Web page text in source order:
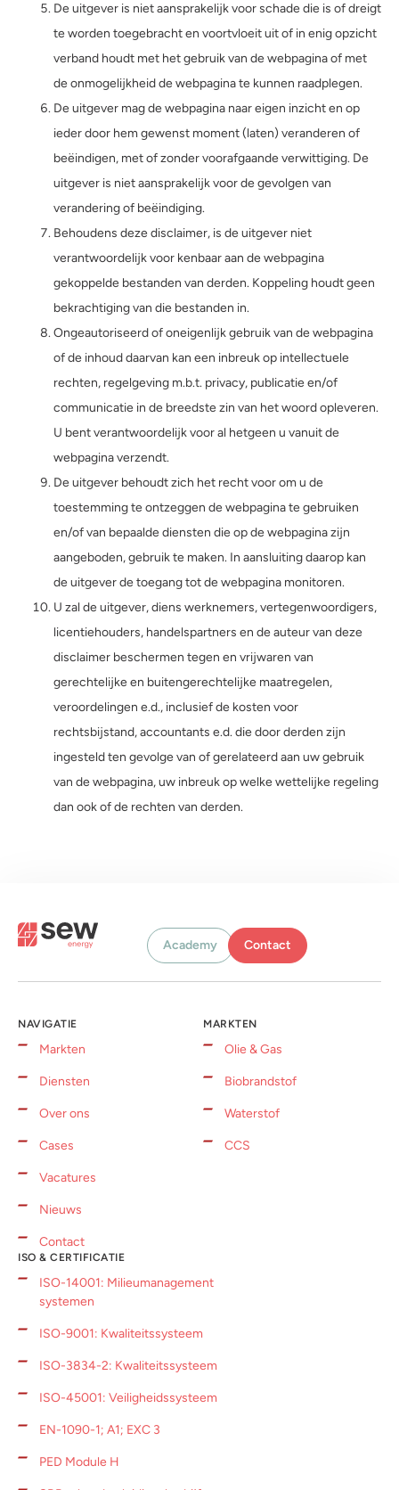
De uitgever is niet aansprakelijk voor schade die is of dreigt
te worden toegebracht en voortvloeit uit of in enig opzicht
verband houdt met het gebruik van de webpagina of met
de onmogelijkheid de webpagina te kunnen raadplegen.
De uitgever mag de webpagina naar eigen inzicht en op
ieder door hem gewenst moment (laten) veranderen of
beëindigen, met of zonder voorafgaande verwittiging. De
uitgever is niet aansprakelijk voor de gevolgen van
verandering of beëindiging.
Behoudens deze disclaimer, is de uitgever niet
verantwoordelijk voor kenbaar aan de webpagina
gekoppelde bestanden van derden. Koppeling houdt geen
bekrachtiging van die bestanden in.
Ongeautoriseerd of oneigenlijk gebruik van de webpagina
of de inhoud daarvan kan een inbreuk op intellectuele
rechten, regelgeving m.b.t. privacy, publicatie en/of
communicatie in de breedste zin van het woord opleveren.
U bent verantwoordelijk voor al hetgeen u vanuit de
webpagina verzendt.
De uitgever behoudt zich het recht voor om u de
toestemming te ontzeggen de webpagina te gebruiken
en/of van bepaalde diensten die op de webpagina zijn
aangeboden, gebruik te maken. In aansluiting daarop kan
de uitgever de toegang tot de webpagina monitoren.
U zal de uitgever, diens werknemers, vertegenwoordigers,
licentiehouders, handelspartners en de auteur van deze
disclaimer beschermen tegen en vrijwaren van
gerechtelijke en buitengerechtelijke maatregelen,
veroordelingen e.d., inclusief de kosten voor
rechtsbijstand, accountants e.d. die door derden zijn
ingesteld ten gevolge van of gerelateerd aan uw gebruik
van de webpagina, uw inbreuk op welke wettelijke regeling
dan ook of de rechten van derden.
Academy Contact
NAVIGATIE
Markten
Diensten
Over ons
Cases
Vacatures
Nieuws
Contact
MARKTEN
Olie & Gas
Biobrandstof
Waterstof
CCS
ISO & CERTIFICATIE
ISO-14001: Milieumanagement
systemen
ISO-9001: Kwaliteitssysteem
ISO-3834-2: Kwaliteitssysteem
ISO-45001: Veiligheidssysteem
EN-1090-1; A1; EXC 3
PED Module H